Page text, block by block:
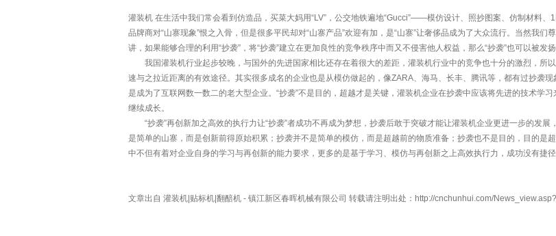
灌装机 在生活中我们常会看到仿造品，买菜大妈用“LV”，公交地铁遍地“Gucci”——模仿设计、照抄图案、仿制材料
品牌商对“山寨现象”恨之入骨，但是很多平民却对“山寨产品”欢迎有加，是“山寨”让奢侈品成为了大众流行。当然我
讲，如果能够合理的利用“抄袭”，将“抄袭”建立在更加良性的竞争秩序中而又不侵害他人权益，那么“抄袭”也可以被发扬
我国灌装机行业起步较晚，与国外的先进国家相比还存在着很大的差距，灌装机行业中的竞争也十分的激烈，所
速与之拉近距离的有效途径。其实很多成名的企业也是从模仿做起的，像ZARA、海马、长丰、腾讯等，都有过抄袭
是成为了互联网数一数二的老大型企业。“抄袭”不是目的，超越才是关键，灌装机企业在抄袭中应该将先进的技术学
继续成长。
“抄袭”再创新加之高效的执行力让“抄袭”者成功不再成为梦想，抄袭后敢于突破才能让灌装机企业更进一步的发展
是简单的山寨，而是创新前得原始积累；抄袭并不是简单的模仿，而是超越前的物质准备；抄袭也不是目的，目的是
中不但有着对企业自身的学习与再创新的能力要求，更多的是基于学习、模仿与再创新之上高效执行力，成功没有捷
文章出自 灌装机|贴标机|翻醅机 - 镇江新区春晖机械有限公司 转载请注明出处： http://cnchunhui.com/